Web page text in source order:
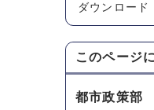
ダウンロード
このページ
都市政策部